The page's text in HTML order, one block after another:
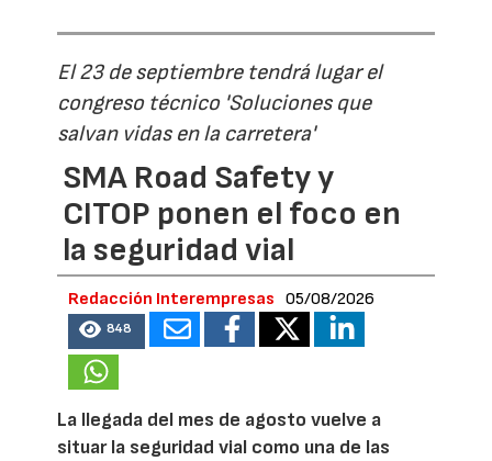
El 23 de septiembre tendrá lugar el
congreso técnico 'Soluciones que
salvan vidas en la carretera'
SMA Road Safety y
CITOP ponen el foco en
la seguridad vial
Redacción Interempresas 05/08/2026
848
La llegada del mes de agosto vuelve a
situar la seguridad vial como una de las